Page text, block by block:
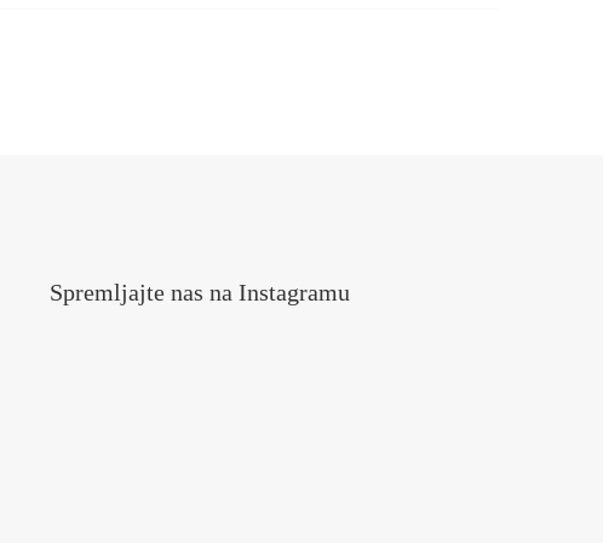
Spremljajte nas na Instagramu